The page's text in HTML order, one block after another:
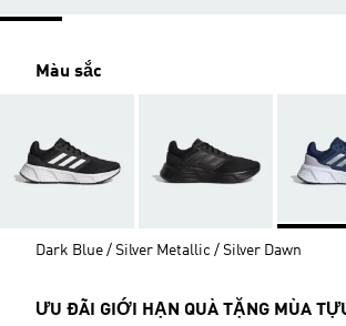
Màu sắc
Dark Blue / Silver Metallic / Silver Dawn
ƯU ĐÃI GIỚI HẠN QUÀ TẶNG MÙA